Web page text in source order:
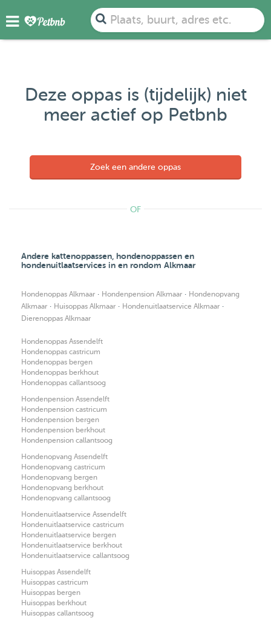
Plaats, buurt, adres etc.
Deze oppas is (tijdelijk) niet
meer actief op Petbnb
Zoek een andere oppas
OF
Andere kattenoppassen, hondenoppassen en
hondenuitlaatservices in en rondom Alkmaar
Hondenoppas Alkmaar · Hondenpension Alkmaar · Hondenopvang
Alkmaar · Huisoppas Alkmaar · Hondenuitlaatservice Alkmaar ·
Dierenoppas Alkmaar
Hondenoppas Assendelft
Hondenoppas castricum
Hondenoppas bergen
Hondenoppas berkhout
Hondenoppas callantsoog
Hondenpension Assendelft
Hondenpension castricum
Hondenpension bergen
Hondenpension berkhout
Hondenpension callantsoog
Hondenopvang Assendelft
Hondenopvang castricum
Hondenopvang bergen
Hondenopvang berkhout
Hondenopvang callantsoog
Hondenuitlaatservice Assendelft
Hondenuitlaatservice castricum
Hondenuitlaatservice bergen
Hondenuitlaatservice berkhout
Hondenuitlaatservice callantsoog
Huisoppas Assendelft
Huisoppas castricum
Huisoppas bergen
Huisoppas berkhout
Huisoppas callantsoog